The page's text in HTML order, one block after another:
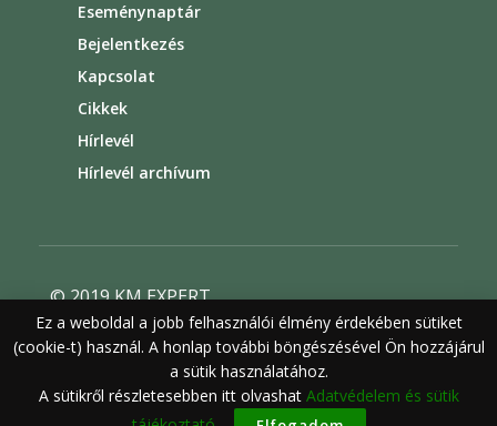
Eseménynaptár
Bejelentkezés
Kapcsolat
Cikkek
Hírlevél
Hírlevél archívum
© 2019 KM EXPERT
Általános szerződési feltételek
Felhasználási feltételek
Adatvédelem
Ez a weboldal a jobb felhasználói élmény érdekében sütiket
(cookie-t) használ. A honlap további böngészésével Ön hozzájárul
a sütik használatához.
A sütikről részletesebben itt olvashat Adatvédelem és sütik